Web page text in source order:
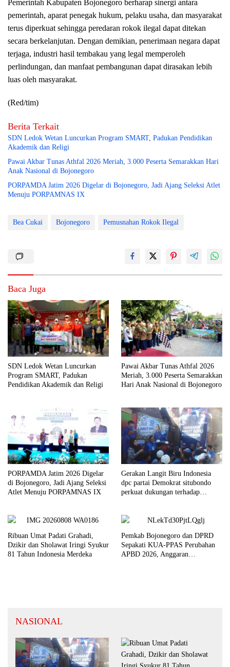
Pemerintah Kabupaten Bojonegoro berharap sinergi antara
pemerintah, aparat penegak hukum, pelaku usaha, dan masyarakat
terus diperkuat sehingga peredaran rokok ilegal dapat ditekan
secara berkelanjutan. Dengan demikian, penerimaan negara dapat
terjaga, industri hasil tembakau yang legal memperoleh
perlindungan, dan manfaat pembangunan dapat dirasakan lebih
luas oleh masyarakat.
(Red/tim)
Berita Terkait
SDN Ledok Wetan Luncurkan Program SMART, Padukan Pendidikan
Akademik dan Religi
Pawai Akbar Tunas Athfal 2026 Meriah, 3.000 Peserta Semarakkan Hari
Anak Nasional di Bojonegoro
PORPAMDA Jatim 2026 Digelar di Bojonegoro, Jadi Ajang Seleksi Atlet
Menuju PORPAMNAS IX
Bea Cukai Bojonegoro Pemusnahan Rokok Ilegal
Baca Juga
SDN Ledok Wetan Luncurkan
Program SMART, Padukan
Pendidikan Akademik dan Religi
Pawai Akbar Tunas Athfal 2026
Meriah, 3.000 Peserta Semarakkan
Hari Anak Nasional di Bojonegoro
PORPAMDA Jatim 2026 Digelar
di Bojonegoro, Jadi Ajang Seleksi
Atlet Menuju PORPAMNAS IX
Gerakan Langit Biru Indonesia
dpc partai Demokrat situbondo
perkuat dukungan terhadap
Ribuan Umat Padati Grahadi,
Dzikir dan Sholawat Iringi Syukur
81 Tahun Indonesia Merdeka
Pemkab Bojonegoro dan DPRD
Sepakati KUA-PPAS Perubahan
APBD 2026, Anggaran
NASIONAL